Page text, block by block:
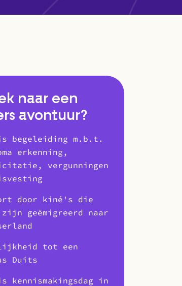
naar een
avontuur?
begeleiding m.b.t.
erkenning,
vergunningen
door kiné's die
geëmigreerd naar
tot een
Duits
kennismakingsdag in